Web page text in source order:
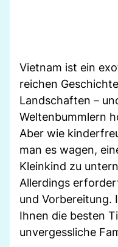
Vietnam ist ein
reichen
Landschaften –
Weltenbummlern
Aber wie
man es wagen,
Kleinkind zu
Allerdings
und Vorbereitung.
Ihnen die besten
unvergessliche